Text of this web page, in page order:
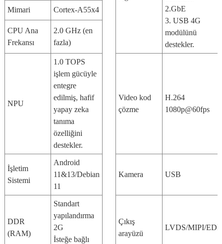
2.GbE
3. USB 4G
modülünü
destekler.
Mimari Cortex-A55x4
CPU Ana
Frekansı
2.0 GHz (en
fazla)
NPU
1.0 TOPS
işlem gücüyle
entegre
edilmiş, hafif
yapay zeka
tanıma
özelliğini
destekler.
Video kod
çözme
H.264
1080p@60fps
İşletim
Sistemi
Android
11&13/Debian
11
Kamera USB
DDR
(RAM)
Standart
yapılandırma
2G
İsteğe bağlı
Çıkış
arayüzü
LVDS/MIPI/EDP